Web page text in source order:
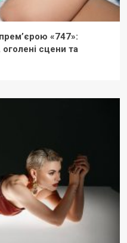
«747»:
оголені сцени та